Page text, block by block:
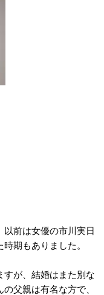
以前は女優の市川実日
期もありました。
すが、結婚はまた別な
父親は有名な方で、